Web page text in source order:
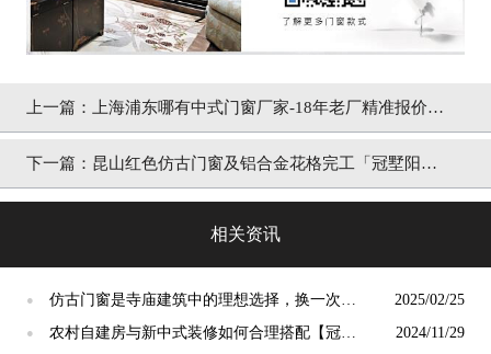
上一篇： 上海浦东哪有中式门窗厂家-18年老厂精准报价
「冠墅阳光」
下一篇： 昆山红色仿古门窗及铝合金花格完工「冠墅阳
相关资讯
●
仿古门窗是寺庙建筑中的理想选择，换一次用
终生【冠墅阳光】
2025/02/25
●
农村自建房与新中式装修如何合理搭配【冠墅
2024/11/29